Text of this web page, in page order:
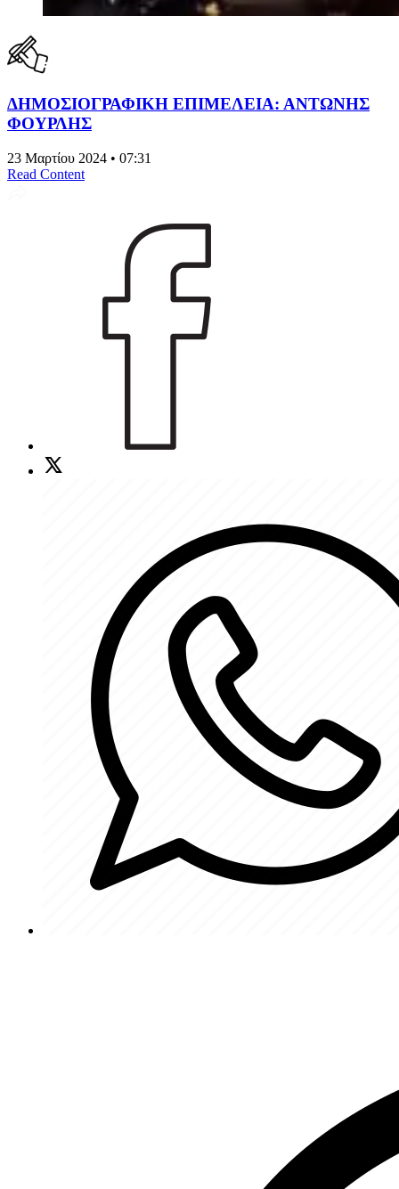
ΔΗΜΟΣΙΟΓΡΑΦΙΚΗ ΕΠΙΜΕΛΕΙΑ: ΑΝΤΩΝΗΣ
ΦΟΥΡΛΗΣ
23 Μαρτίου 2024 • 07:31
Read Content